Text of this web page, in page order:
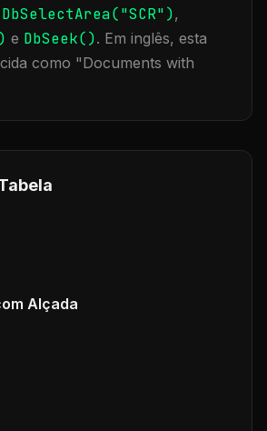
DbSelectArea("SCR"),
e DbSeek(). Em inglês, esta
como "Documents with
Alçada